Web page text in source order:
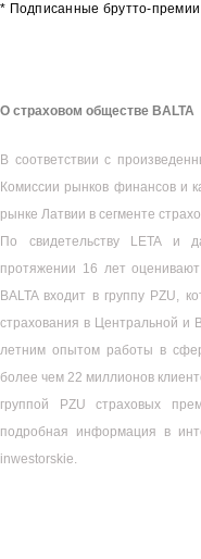
* Подписанные брутто-
О страховом обществе BALTA
В соответствии с
Комиссии рынков финансов и
рынке Латвии в сегменте
По свидетельству LETA и
протяжении 16 лет
BALTA входит в группу PZU,
страхования в Центральной и
летним опытом работы в
более чем 22 миллионов
группой PZUстраховых
подробная информация в
inwestorskie.